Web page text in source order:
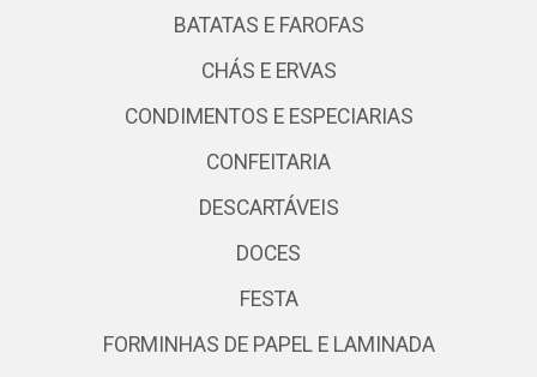
BATATAS E FAROFAS
CHÁS E ERVAS
CONDIMENTOS E ESPECIARIAS
CONFEITARIA
DESCARTÁVEIS
DOCES
FESTA
FORMINHAS DE PAPEL E LAMINADA